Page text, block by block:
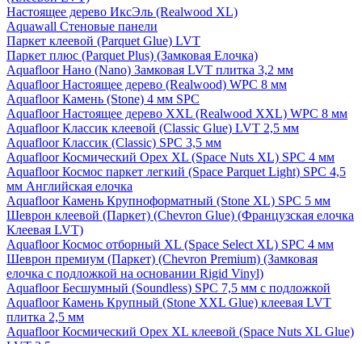
Настоящее дерево ИксЭль (Realwood XL)
Aquawall Стеновые панели
Паркет клеевой (Parquet Glue) LVT
Паркет плюс (Parquet Plus) (Замковая Елочка)
Aquafloor Нано (Nano) Замковая LVT плитка 3,2 мм
Aquafloor Настоящее дерево (Realwood) WPC 8 мм
Aquafloor Камень (Stone) 4 мм SPC
Aquafloor Настоящее дерево XXL (Realwood XXL) WPC 8 мм
Aquafloor Классик клеевой (Classic Glue) LVT 2,5 мм
Aquafloor Классик (Classic) SPC 3,5 мм
Aquafloor Космический Орех XL (Space Nuts XL) SPC 4 мм
Aquafloor Космос паркет легкий (Space Parquet Light) SPC 4,5
мм Английская елочка
Aquafloor Камень Крупноформатный (Stone XL) SPC 5 мм
Шеврон клеевой (Паркет) (Chevron Glue) (Французская елочка
Клеевая LVT)
Aquafloor Космос отборный XL (Space Select XL) SPC 4 мм
Шеврон премиум (Паркет) (Chevron Premium) (Замковая
елочка с подложкой на основании Rigid Vinyl)
Aquafloor Бесшумный (Soundless) SPC 7,5 мм с подложкой
Aquafloor Камень Крупный (Stone XXL Glue) клеевая LVT
плитка 2,5 мм
Aquafloor Космический Орех XL клеевой (Space Nuts XL Glue)